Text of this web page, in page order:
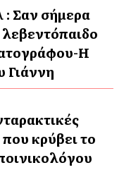
: Σαν σήμερα
Η
Γιάννη
που κρύβει το